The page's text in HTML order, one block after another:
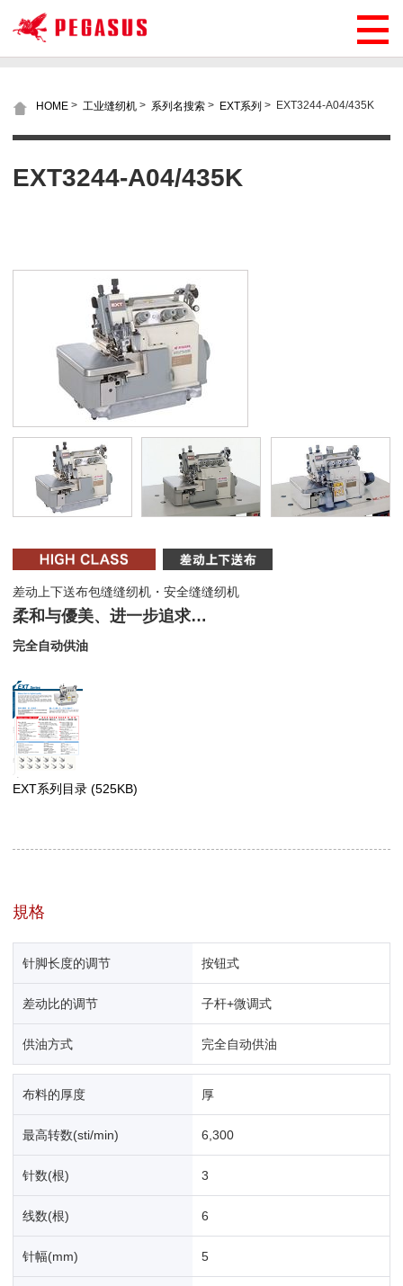
HOME > 工业缝纫机 > 系列名搜索 > EXT系列 > EXT3244-A04/435K
EXT3244-A04/435K
差动上下送布包缝缝纫机・安全缝缝纫机
柔和与優美、进一步追求…
完全自动供油
EXT系列目录 (525KB)
規格
针脚长度的调节 按钮式
差动比的调节 子杆+微调式
供油方式 完全自动供油
布料的厚度 厚
最高转数(sti/min) 6,300
针数(根) 3
线数(根) 6
针幅(mm) 5